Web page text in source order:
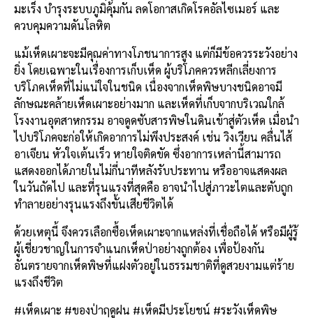
มะเร็ง บำรุงระบบภูมิคุ้มกัน ลดโอกาสเกิดโรคอัลไซเมอร์ และ
ควบคุมความดันโลหิต
แม้เห็ดเผาะจะมีคุณค่าทางโภชนาการสูง แต่ก็มีข้อควรระวังอย่าง
ยิ่ง โดยเฉพาะในเรื่องการเก็บเห็ด ผู้บริโภคควรหลีกเลี่ยงการ
บริโภคเห็ดที่ไม่แน่ใจในชนิด เนื่องจากเห็ดพิษบางชนิดอาจมี
ลักษณะคล้ายเห็ดเผาะอย่างมาก และเห็ดที่เก็บจากบริเวณใกล้
โรงงานอุตสาหกรรม อาจดูดซับสารพิษในดินเข้าสู่ตัวเห็ด เมื่อนำ
ไปบริโภคจะก่อให้เกิดอาการไม่พึงประสงค์ เช่น วิงเวียน คลื่นไส้
อาเจียน หัวใจเต้นเร็ว หายใจติดขัด ซึ่งอาการเหล่านี้สามารถ
แสดงออกได้ภายในไม่กี่นาทีหลังรับประทาน หรืออาจแสดงผล
ในวันถัดไป และที่รุนแรงที่สุดคือ อาจนำไปสู่ภาวะไตและตับถูก
ทำลายอย่างรุนแรงถึงขั้นเสียชีวิตได้
ด้วยเหตุนี้ จึงควรเลือกซื้อเห็ดเผาะจากแหล่งที่เชื่อถือได้ หรือมีผู้รู้
ผู้เชี่ยวชาญในการจำแนกเห็ดป่าอย่างถูกต้อง เพื่อป้องกัน
อันตรายจากเห็ดพิษที่แฝงตัวอยู่ในธรรมชาติที่ดูสวยงามแต่ร้าย
แรงถึงชีวิต
#เห็ดเผาะ #ของป่าฤดูฝน #เห็ดมีประโยชน์ #ระวังเห็ดพิษ